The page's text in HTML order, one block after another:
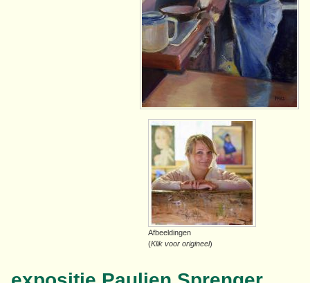
Afbeeldingen
(Klik voor origineel)